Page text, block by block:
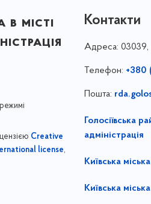
в місті
Creative
license,
Контакти
Адреса: 03039,
Телефон: +380
Пошта:
Голосіївська
адміністрація
Київська
Київська